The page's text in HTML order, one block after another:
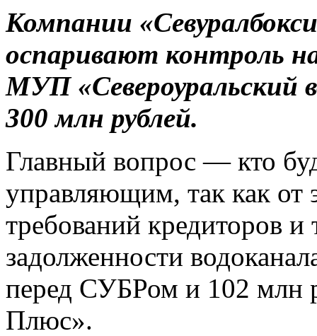
Компании
оспаривают контроль
МУП «Североуральский
300 млн рублей.
Главный вопрос — кто
управляющим, так как от
требований кредиторов
задолженности
перед СУБРом и 102 млн
Плюс».